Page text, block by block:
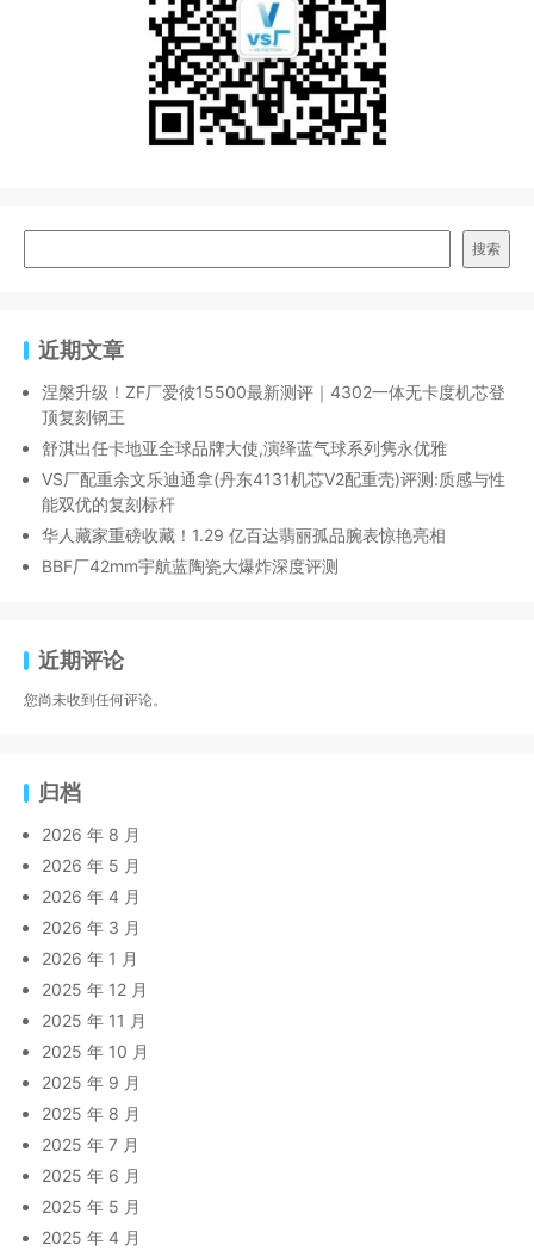
搜索
近期文章
涅槃升级！ZF厂爱彼15500最新测评｜4302一体无卡度机芯登
顶复刻钢王
舒淇出任卡地亚全球品牌大使,演绎蓝气球系列隽永优雅
VS厂配重余文乐迪通拿(丹东4131机芯V2配重壳)评测:质感与性
能双优的复刻标杆
华人藏家重磅收藏！1.29 亿百达翡丽孤品腕表惊艳亮相
BBF厂42mm宇航蓝陶瓷大爆炸深度评测
近期评论
您尚未收到任何评论。
归档
2026 年 8 月
2026 年 5 月
2026 年 4 月
2026 年 3 月
2026 年 1 月
2025 年 12 月
2025 年 11 月
2025 年 10 月
2025 年 9 月
2025 年 8 月
2025 年 7 月
2025 年 6 月
2025 年 5 月
2025 年 4 月